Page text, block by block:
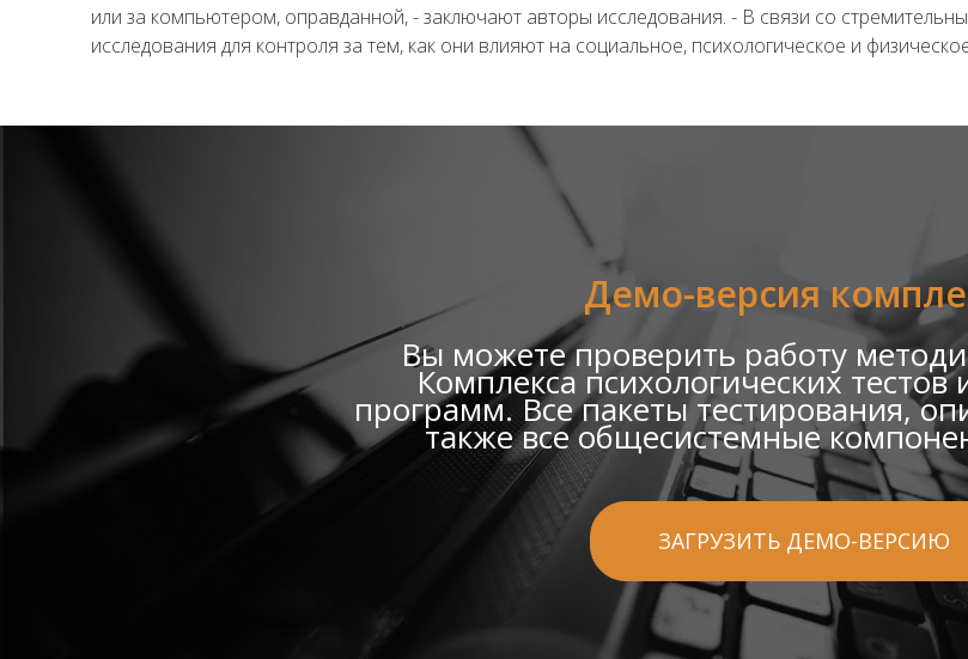
или за компьютером, оправданной, - заключают авторы исследования. - В связи со
исследования для контроля за тем, как они влияют на социальное, психологическое и
Демо-версия
Вы можете проверить работу
Комплекса психологических
программ. Все пакеты тестирования,
также все общесистемные
ЗАГРУЗИТЬ ДЕМО-ВЕРСИЮ